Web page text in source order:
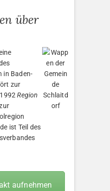
über
in Baden-
zur
Region
ist Teil des
aufnehmen